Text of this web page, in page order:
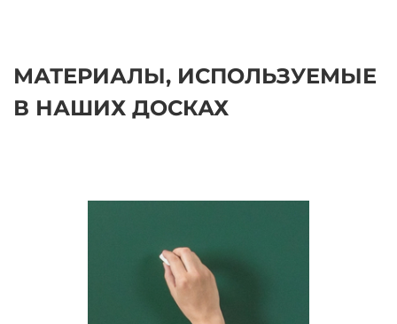
МАТЕРИАЛЫ, ИСПОЛЬЗУЕМЫЕ
В НАШИХ ДОСКАХ